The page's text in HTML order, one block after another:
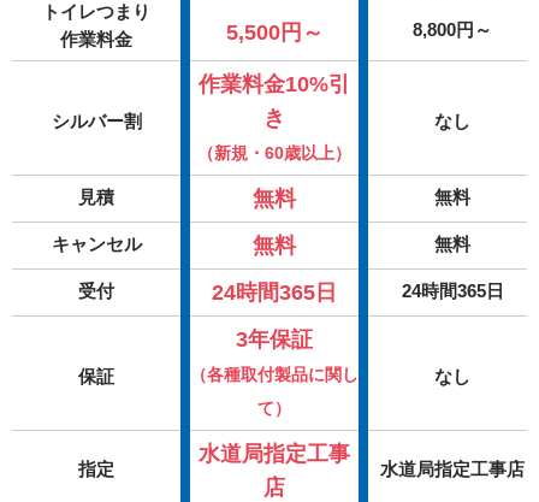
トイレつまり
作業料金
5,500円～ 8,800円～
シルバー割
作業料金10%引
き
（新規・60歳以上）
なし
見積 無料 無料
キャンセル 無料 無料
受付 24時間365日 24時間365日
保証
3年保証
（各種取付製品に関し
て）
なし
指定
水道局指定工事
店
水道局指定工事店